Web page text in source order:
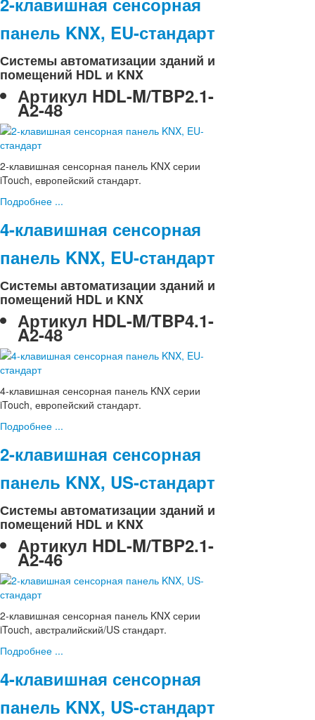
панель KNX, EU-стандарт
Системы автоматизации зданий и
помещений HDL и KNX
Артикул HDL-M/TBP2.1-
A2-48
2-клавишная сенсорная панель KNX серии
iTouch, европейский стандарт.
Подробнее ...
4-клавишная сенсорная
панель KNX, EU-стандарт
Системы автоматизации зданий и
помещений HDL и KNX
Артикул HDL-M/TBP4.1-
A2-48
4-клавишная сенсорная панель KNX серии
iTouch, европейский стандарт.
Подробнее ...
2-клавишная сенсорная
панель KNX, US-стандарт
Системы автоматизации зданий и
помещений HDL и KNX
Артикул HDL-M/TBP2.1-
A2-46
2-клавишная сенсорная панель KNX серии
iTouch, австралийский/US стандарт.
Подробнее ...
4-клавишная сенсорная
панель KNX, US-стандарт